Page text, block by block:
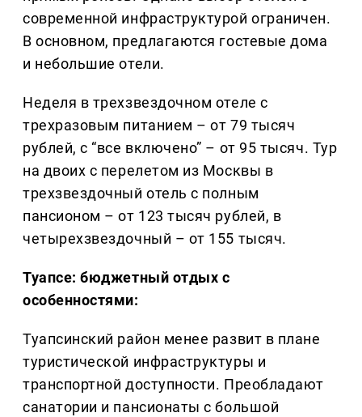
современной инфраструктурой ограничен.
В основном, предлагаются гостевые дома
и небольшие отели.
Неделя в трехзвездочном отеле с
трехразовым питанием – от 79 тысяч
рублей, с “все включено” – от 95 тысяч. Тур
на двоих с перелетом из Москвы в
трехзвездочный отель с полным
пансионом – от 123 тысяч рублей, в
четырехзвездочный – от 155 тысяч.
Туапсе: бюджетный отдых с
особенностями:
Туапсинский район менее развит в плане
туристической инфраструктуры и
транспортной доступности. Преобладают
санатории и пансионаты с большой